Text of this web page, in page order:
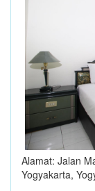
Alamat: Jalan
Yogyakarta,